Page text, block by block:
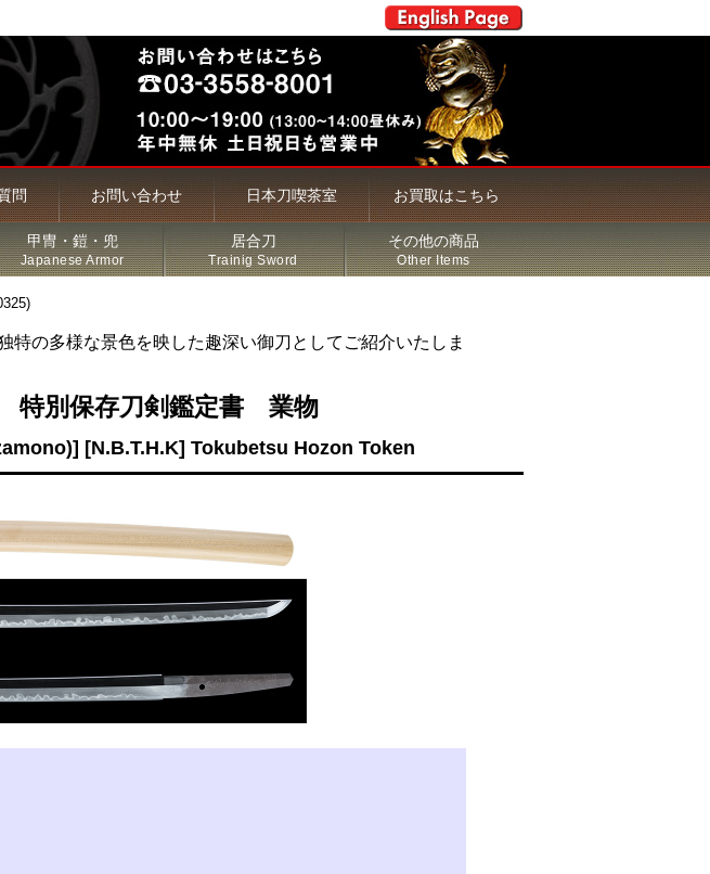
問 お問い合わせ 日本刀喫茶室 お買取はこちら
甲冑・鎧・兜
Japanese Armor
居合刀
Trainig Sword
その他の商品
Other Items
の多様な景色を映した趣深い御刀としてご紹介いたしま
別保存刀剣鑑定書 業物
[N.B.T.H.K] Tokubetsu Hozon Token